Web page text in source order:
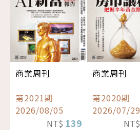
商業周刊
第2021期
2026/08/05
NT$ 139
商業周刊
第2020期
2026/07/29
NT$